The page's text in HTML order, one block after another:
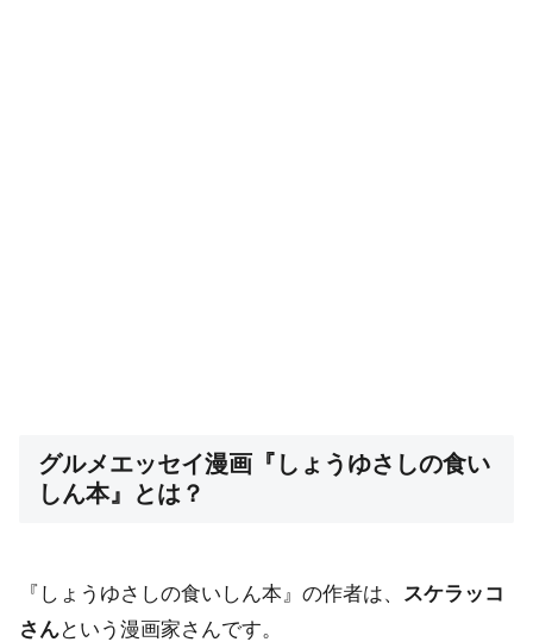
グルメエッセイ漫画『しょうゆさしの食い
しん本』とは？
『しょうゆさしの食いしん本』の作者は、
スケラッコ
さんという漫画家さんです。